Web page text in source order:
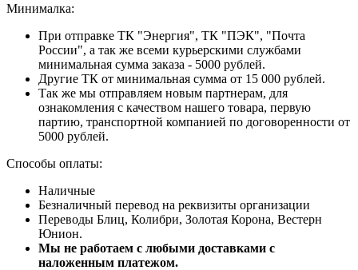
Минималка:
При отправке ТК "Энергия", ТК "ПЭК", "Почта
России", а так же всеми курьерскими службами
минимальная сумма заказа - 5000 рублей.
Другие ТК от минимальная сумма от 15 000 рублей.
Так же мы отправляем новым партнерам, для
ознакомления с качеством нашего товара, первую
партию, транспортной компанией по договоренности от
5000 рублей.
Способы оплаты:
Наличные
Безналичный перевод на реквизиты организации
Переводы Блиц, Колибри, Золотая Корона, Вестерн
Юнион.
Мы не работаем с любыми доставками с
наложенным платежом.